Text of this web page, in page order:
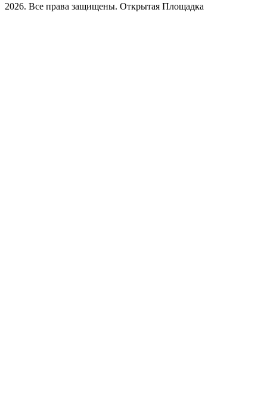
2026. Все права защищены. Открытая Площадка